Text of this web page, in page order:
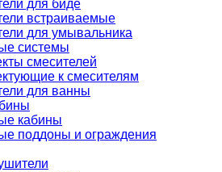
для биде
встраиваемые
для умывальника
системы
смесителей
к смесителям
для ванны
кабины
поддоны и ограждения